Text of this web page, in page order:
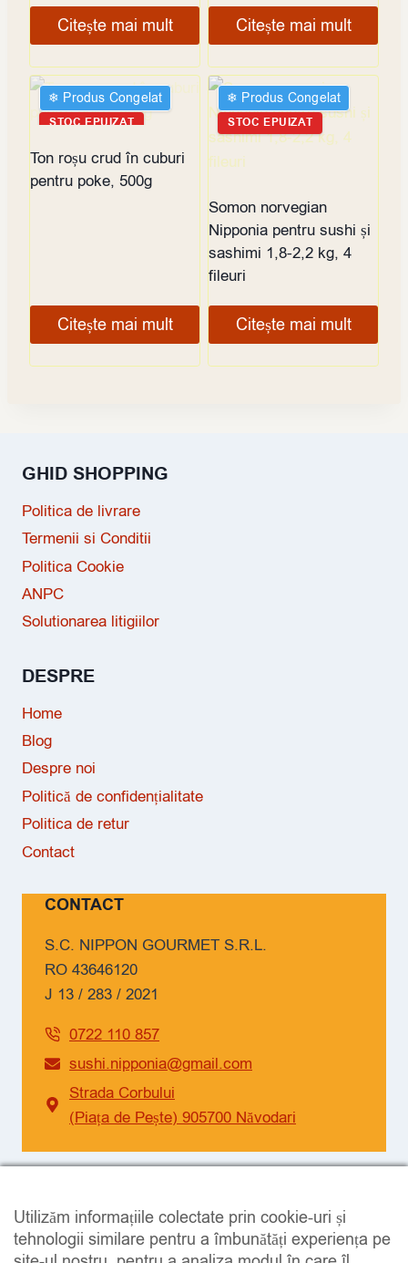
Citește mai mult Citește mai mult
❄︎ Produs Congelat
STOC EPUIZAT
Ton roșu crud în cuburi
pentru poke, 500g
Citește mai mult
❄︎ Produs Congelat
STOC EPUIZAT
Somon norvegian
Nipponia pentru sushi și
sashimi 1,8-2,2 kg, 4
fileuri
Citește mai mult
GHID SHOPPING
Politica de livrare
Termenii si Conditii
Politica Cookie
ANPC
Solutionarea litigiilor
DESPRE
Home
Blog
Despre noi
Politică de confidențialitate
Politica de retur
Contact
CONTACT
S.C. NIPPON GOURMET S.R.L.
RO 43646120
J 13 / 283 / 2021
0722 110 857
sushi.nipponia@gmail.com
Strada Corbului
(Piața de Pește) 905700 Năvodari
Facebook
Instagram
Utilizăm informațiile colectate prin cookie-uri și
tehnologii similare pentru a îmbunătăți experiența pe